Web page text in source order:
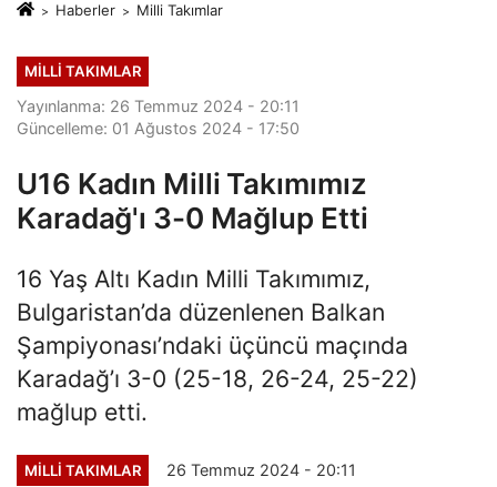
Haberler Milli Takımlar
MILLI TAKIMLAR
Yayınlanma: 26 Temmuz 2024 - 20:11
Güncelleme: 01 Ağustos 2024 - 17:50
U16 Kadın Milli Takımımız
Karadağ'ı 3-0 Mağlup Etti
16 Yaş Altı Kadın Milli Takımımız,
Bulgaristan’da düzenlenen Balkan
Şampiyonası’ndaki üçüncü maçında
Karadağ’ı 3-0 (25-18, 26-24, 25-22)
mağlup etti.
MILLI TAKIMLAR 26 Temmuz 2024 - 20:11